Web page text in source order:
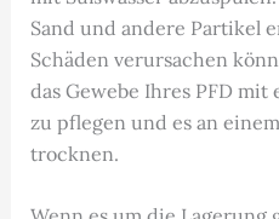
Sand und andere Partikel
Schäden verursachen
das Gewebe Ihres PFD
zu pflegen und es an
trocknen.